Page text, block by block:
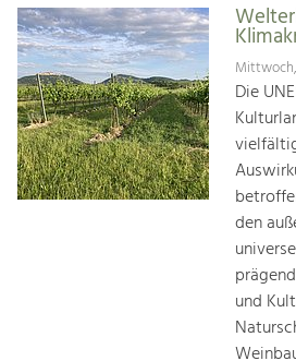
Die
den
und